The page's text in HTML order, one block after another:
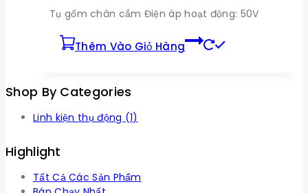
Tụ gốm chân cắm Điện áp hoạt động: 50V
Thêm Vào Giỏ Hàng
Shop By Categories
Linh kiện thụ động (1)
Highlight
Tất Cả Các Sản Phẩm